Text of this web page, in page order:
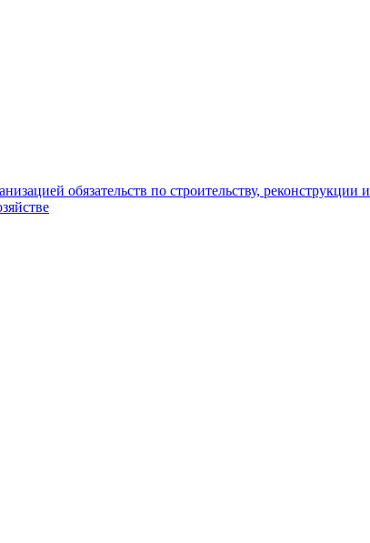
обязательств по строительству, реконструкции и